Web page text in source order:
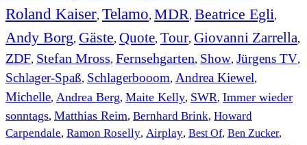
Roland Kaiser, Telamo, MDR, Beatrice Egli,
Andy Borg, Gäste, Quote, Tour, Giovanni Zarrella,
ZDF, Stefan Mross, Fernsehgarten, Show, Jürgens TV,
Schlager-Spaß, Schlagerbooom, Andrea Kiewel,
Michelle, Andrea Berg, Maite Kelly, SWR, Immer wieder
sonntags, Matthias Reim, Bernhard Brink, Howard
Carpendale, Ramon Roselly, Airplay, Best Of, Ben Zucker,